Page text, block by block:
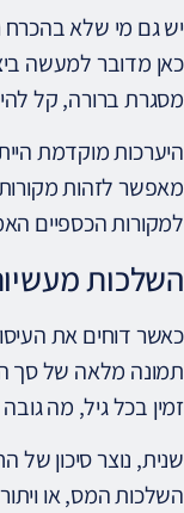
יש גם מי שלא בהכרח
כאן מדובר למעשה
מסגרת ברורה, קל
היערכות מוקדמת
מאפשר לזהות
למקורות הכספיים
השלכות
כאשר דוחים את
תמונה מלאה של סך
זמין בכל גיל, מה
שנית, נוצר סיכון
השלכות המס, או